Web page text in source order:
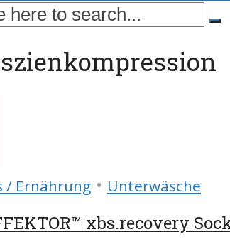
/ Ernährung • Unterwäsche
xbs.recovery